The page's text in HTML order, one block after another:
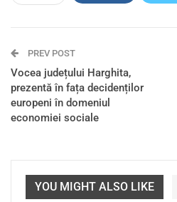
PREV POST
Vocea județului Harghita,
prezentă în fața decidenților
europeni în domeniul
economiei sociale
YOU MIGHT ALSO LIKE